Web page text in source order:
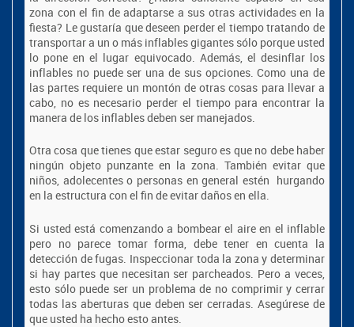
zona con el fin de adaptarse a sus otras actividades en la
fiesta? Le gustaría que deseen perder el tiempo tratando de
transportar a un o más inflables gigantes sólo porque usted
lo pone en el lugar equivocado. Además, el desinflar los
inflables no puede ser una de sus opciones. Como una de
las partes requiere un montón de otras cosas para llevar a
cabo, no es necesario perder el tiempo para encontrar la
manera de los inflables deben ser manejados.
Otra cosa que tienes que estar seguro es que no debe haber
ningún objeto punzante en la zona. También evitar que
niños, adolecentes o personas en general estén hurgando
en la estructura con el fin de evitar daños en ella.
Si usted está comenzando a bombear el aire en el inflable
pero no parece tomar forma, debe tener en cuenta la
detección de fugas. Inspeccionar toda la zona y determinar
si hay partes que necesitan ser parcheados. Pero a veces,
esto sólo puede ser un problema de no comprimir y cerrar
todas las aberturas que deben ser cerradas. Asegúrese de
que usted ha hecho esto antes.